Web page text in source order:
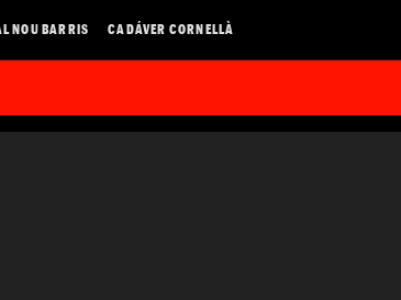
NOU BARRIS CADÁVER CORNELLÀ